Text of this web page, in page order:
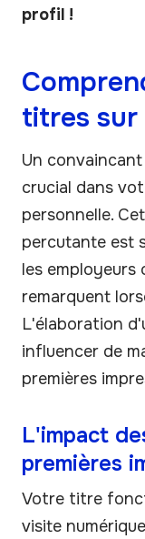
profil !
titres sur
Un convaincant
crucial dans
personnelle.
percutante est
les
remarquent
L'élaboration
influencer de
premières
L'impact
premières
Votre titre
visite